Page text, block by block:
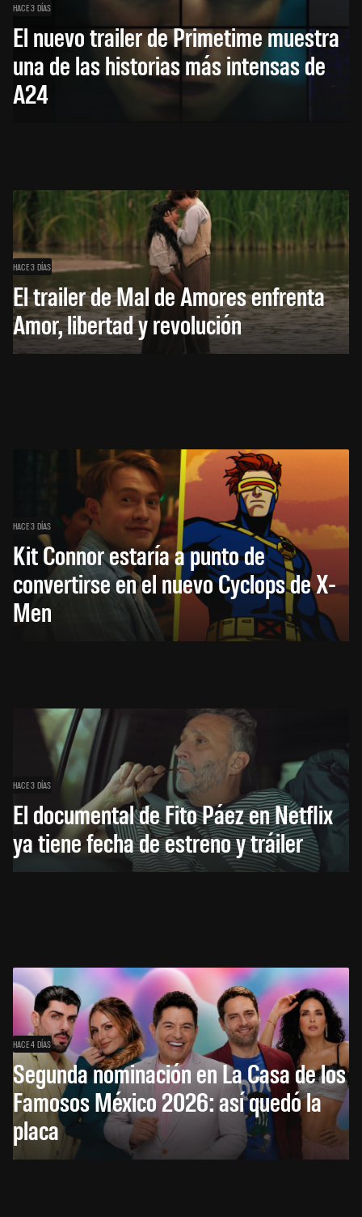
HACE 3 DÍAS
El nuevo trailer de Primetime muestra
una de las historias más intensas de
A24
HACE 3 DÍAS
El trailer de Mal de Amores enfrenta
Amor, libertad y revolución
HACE 3 DÍAS
Kit Connor estaría a punto de
convertirse en el nuevo Cyclops de X-
Men
HACE 3 DÍAS
El documental de Fito Páez en Netflix
ya tiene fecha de estreno y tráiler
HACE 4 DÍAS
Segunda nominación en La Casa de los
Famosos México 2026: así quedó la
placa